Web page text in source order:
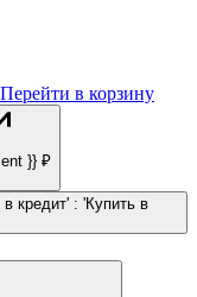
Перейти в корзину
}} ₽
кредит' : 'Купить в